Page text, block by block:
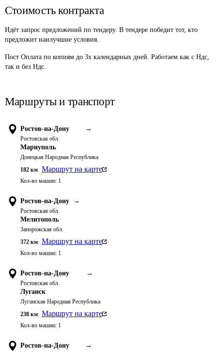
Стоимость контракта
Идёт запрос предложений по тендеру. В тендере победит тот, кто
предложит наилучшие условия.
Пост Оплата по копиям до 3х календарных дней. Работаем как с Ндс,
так и без Ндс.
Маршруты и транспорт
Ростов-на-Дону →
Ростовская обл.
Мариуполь
Донецкая Народная Республика
182 км Маршрут на карте
Кол-во машин: 1
Ростов-на-Дону →
Ростовская обл.
Мелитополь
Запорожская обл.
372 км Маршрут на карте
Кол-во машин: 1
Ростов-на-Дону →
Ростовская обл.
Луганск
Луганская Народная Республика
238 км Маршрут на карте
Кол-во машин: 1
Ростов-на-Дону →